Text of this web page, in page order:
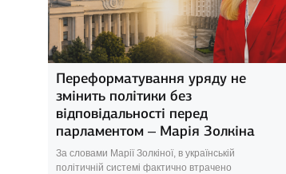
Переформатування уряду не
змінить політики без
відповідальності перед
парламентом – Марія Золкіна
За словами Марії Золкіної, в українській
політичній системі фактично втрачено